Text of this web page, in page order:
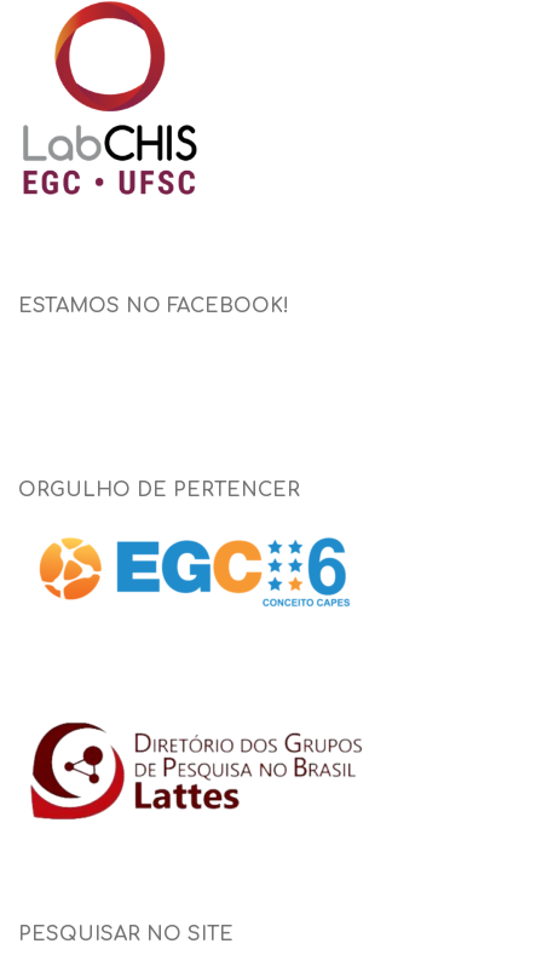
ESTAMOS NO FACEBOOK!
ORGULHO DE PERTENCER
PESQUISAR NO SITE